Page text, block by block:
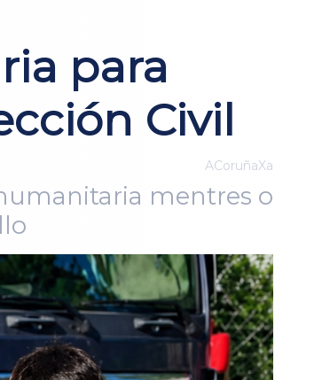
para
Civil
ACoruñaXa
mentres o